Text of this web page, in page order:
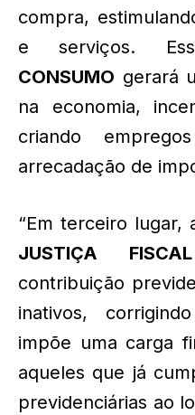
compra,
e serviços.
CONSUMO gerará
na economia,
criando
arrecadação de
“Em terceiro lugar,
JUSTIÇA FISCAL
contribuição
inativos,
impõe uma carga
aqueles que já
previdenciárias ao